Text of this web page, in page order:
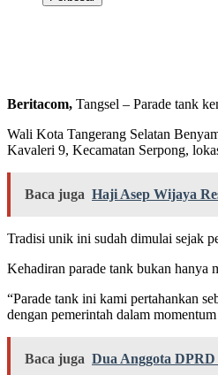
Beritacom, Tangsel – Parade tank
Wali Kota Tangerang Selatan
Kavaleri 9, Kecamatan Serpong,
Baca juga Haji Asep Wijaya
Tradisi unik ini sudah dimulai sejak
Kehadiran parade tank bukan hanya
“Parade tank ini kami pertahankan
dengan pemerintah dalam
Baca juga Dua Anggota